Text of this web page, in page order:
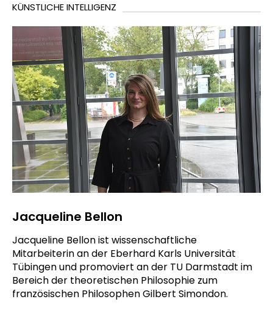
KÜNSTLICHE INTELLIGENZ
Jacqueline Bellon
Jacqueline Bellon ist wissenschaftliche
Mitarbeiterin an der Eberhard Karls Universität
Tübingen und promoviert an der TU Darmstadt im
Bereich der theoretischen Philosophie zum
französischen Philosophen Gilbert Simondon.